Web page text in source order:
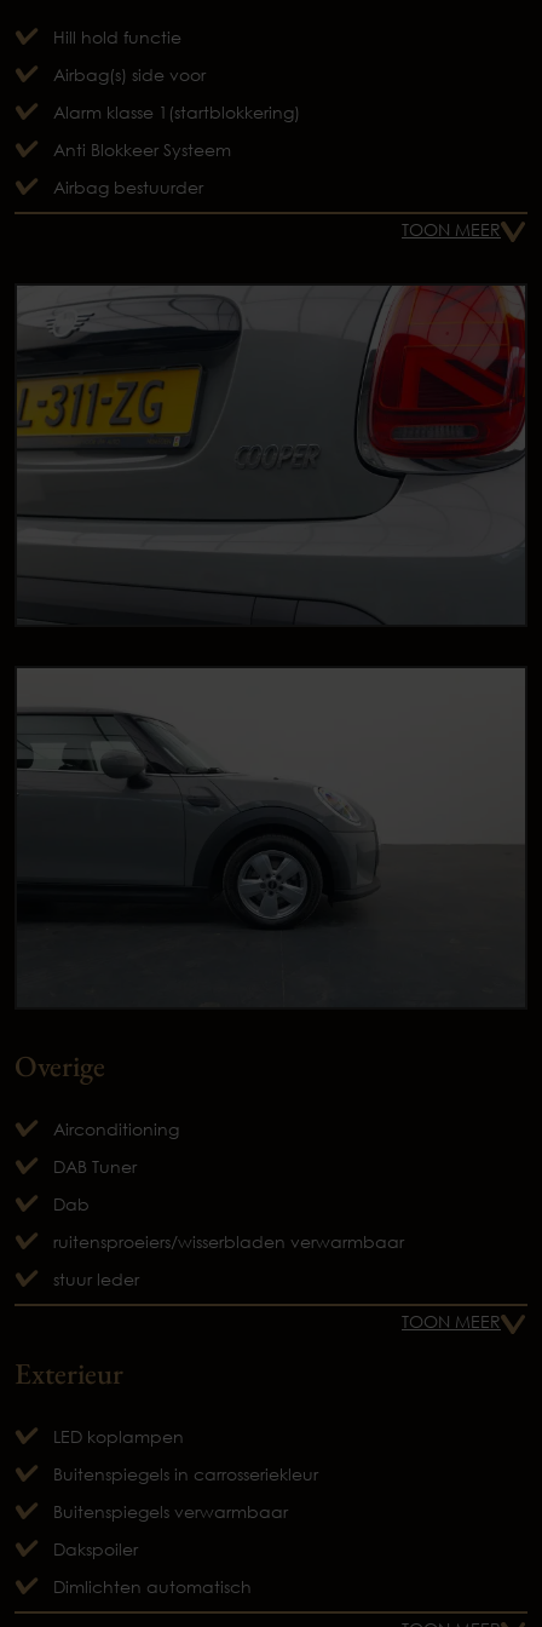
Hill hold functie
Airbag(s) side voor
Alarm klasse 1(startblokkering)
Anti Blokkeer Systeem
Airbag bestuurder
TOON MEER
Overige
Airconditioning
DAB Tuner
Dab
ruitensproeiers/wisserbladen verwarmbaar
stuur leder
TOON MEER
Exterieur
LED koplampen
Buitenspiegels in carrosseriekleur
Buitenspiegels verwarmbaar
Dakspoiler
Dimlichten automatisch